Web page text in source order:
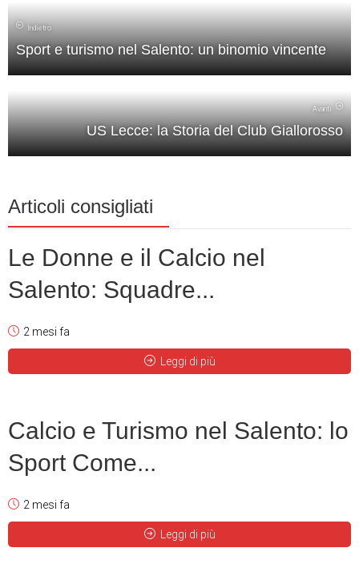
Indietro
Sport e turismo nel Salento: un binomio vincente
Avanti
US Lecce: la Storia del Club Giallorosso
Articoli consigliati
Le Donne e il Calcio nel
Salento: Squadre...
2 mesi fa
Leggi di più
Calcio e Turismo nel Salento: lo
Sport Come...
2 mesi fa
Leggi di più